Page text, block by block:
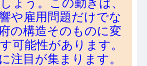
や雇用問題だけでな
の構造そのものに変
可能性があります。
注目が集まります。